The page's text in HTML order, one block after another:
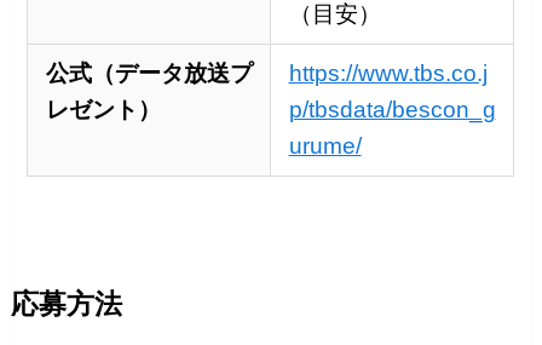
（目安）
公式（データ放送プ
レゼント）
https://www.tbs.co.j
p/tbsdata/bescon_g
urume/
応募方法